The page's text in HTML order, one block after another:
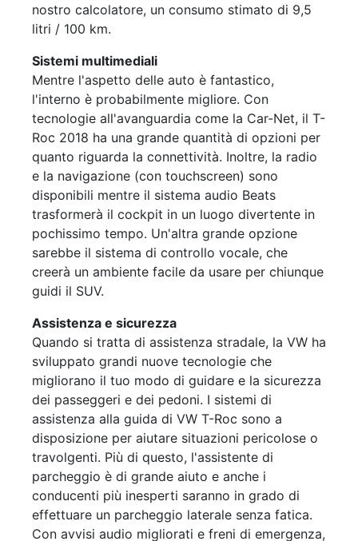
nostro calcolatore, un consumo stimato di 9,5
litri / 100 km.
Sistemi multimediali
Mentre l'aspetto delle auto è fantastico,
l'interno è probabilmente migliore. Con
tecnologie all'avanguardia come la Car-Net, il T-
Roc 2018 ha una grande quantità di opzioni per
quanto riguarda la connettività. Inoltre, la radio
e la navigazione (con touchscreen) sono
disponibili mentre il sistema audio Beats
trasformerà il cockpit in un luogo divertente in
pochissimo tempo. Un'altra grande opzione
sarebbe il sistema di controllo vocale, che
creerà un ambiente facile da usare per chiunque
guidi il SUV.
Assistenza e sicurezza
Quando si tratta di assistenza stradale, la VW ha
sviluppato grandi nuove tecnologie che
migliorano il tuo modo di guidare e la sicurezza
dei passeggeri e dei pedoni. I sistemi di
assistenza alla guida di VW T-Roc sono a
disposizione per aiutare situazioni pericolose o
travolgenti. Più di questo, l'assistente di
parcheggio è di grande aiuto e anche i
conducenti più inesperti saranno in grado di
effettuare un parcheggio laterale senza fatica.
Con avvisi audio migliorati e freni di emergenza,